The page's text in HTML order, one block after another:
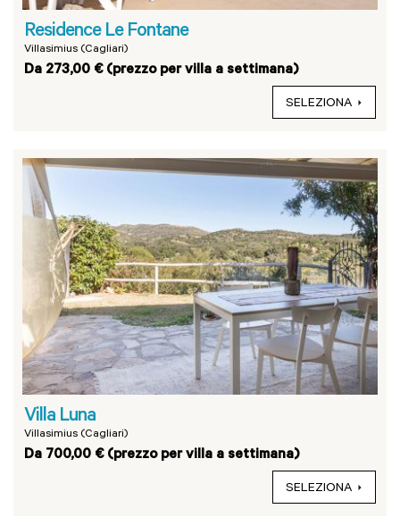
Residence Le Fontane
Villasimius (Cagliari)
Da 273,00 € (prezzo per villa a settimana)
SELEZIONA
Villa Luna
Villasimius (Cagliari)
Da 700,00 € (prezzo per villa a settimana)
SELEZIONA